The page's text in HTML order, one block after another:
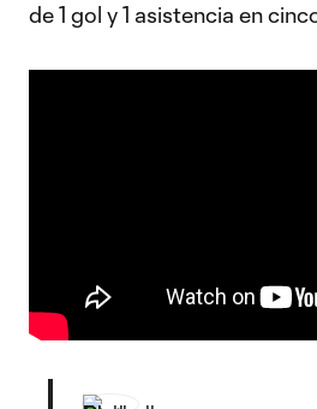
de 1 gol y 1 asistencia en